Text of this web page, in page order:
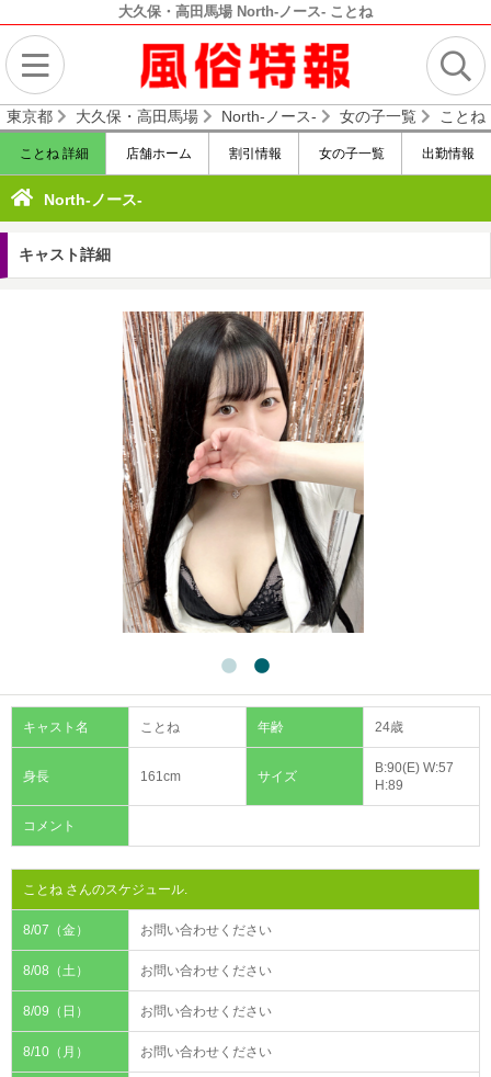
大久保・高田馬場 North-ノース- ことね
東京都 大久保・高田馬場 North-ノース- 女の子一覧 ことね
ことね 詳細 店舗ホーム 割引情報 女の子一覧 出勤情報
North-ノース-
キャスト詳細
キャスト名 ことね 年齢 24歳
身長 161cm サイズ
B:90(E) W:57
H:89
コメント
ことね さんのスケジュール.
8/07（金） お問い合わせください
8/08（土） お問い合わせください
8/09（日） お問い合わせください
8/10（月） お問い合わせください